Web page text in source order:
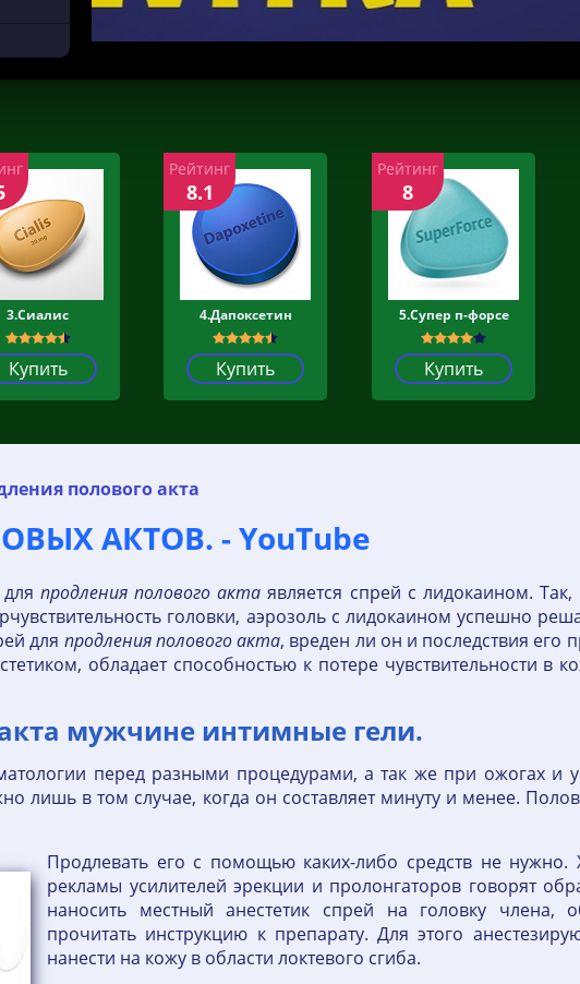
3.Сиалис
Купить
4.Дапоксетин
Купить
Рейтинг
8.1
5.Супер п-форсе
Купить
Рейтинг
8
полового акта
АКТОВ. - YouTube
продления полового акта является спрей с лидокаином.
головки, аэрозоль с лидокаином успешно
для продленияполовогоакта, вреден ли он и последствия его
обладает способностью к потере чувствительности в
мужчине интимные гели.
перед разными процедурами, а так же при ожогах и
лишь в том случае, когда он составляет минуту и менее.
Продлевать его с помощью каких-либо средств не нужно.
рекламы усилителей эрекции и пролонгаторов говорят
наносить местный анестетик спрей на головку члена,
прочитать инструкцию к препарату. Для этого
нанести на кожу в области локтевого сгиба.